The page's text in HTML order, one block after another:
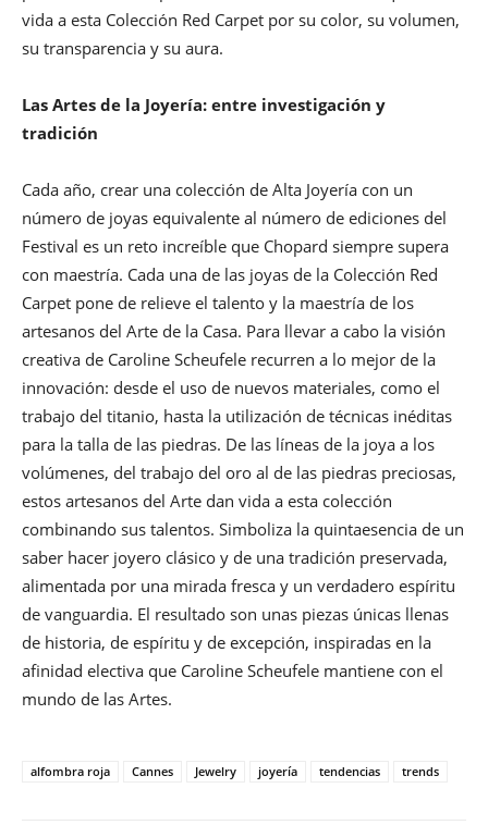
vida a esta Colección Red Carpet por su color, su volumen,
su transparencia y su aura.
Las Artes de la Joyería: entre investigación y
tradición
Cada año, crear una colección de Alta Joyería con un
número de joyas equivalente al número de ediciones del
Festival es un reto increíble que Chopard siempre supera
con maestría. Cada una de las joyas de la Colección Red
Carpet pone de relieve el talento y la maestría de los
artesanos del Arte de la Casa. Para llevar a cabo la visión
creativa de Caroline Scheufele recurren a lo mejor de la
innovación: desde el uso de nuevos materiales, como el
trabajo del titanio, hasta la utilización de técnicas inéditas
para la talla de las piedras. De las líneas de la joya a los
volúmenes, del trabajo del oro al de las piedras preciosas,
estos artesanos del Arte dan vida a esta colección
combinando sus talentos. Simboliza la quintaesencia de un
saber hacer joyero clásico y de una tradición preservada,
alimentada por una mirada fresca y un verdadero espíritu
de vanguardia. El resultado son unas piezas únicas llenas
de historia, de espíritu y de excepción, inspiradas en la
afinidad electiva que Caroline Scheufele mantiene con el
mundo de las Artes.
alfombra roja Cannes Jewelry joyería tendencias trends